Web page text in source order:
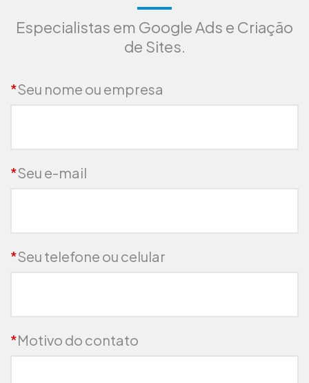
Especialistas em Google Ads e Criação
de Sites.
*Seu nome ou empresa
*Seu e-mail
*Seu telefone ou celular
*Motivo do contato